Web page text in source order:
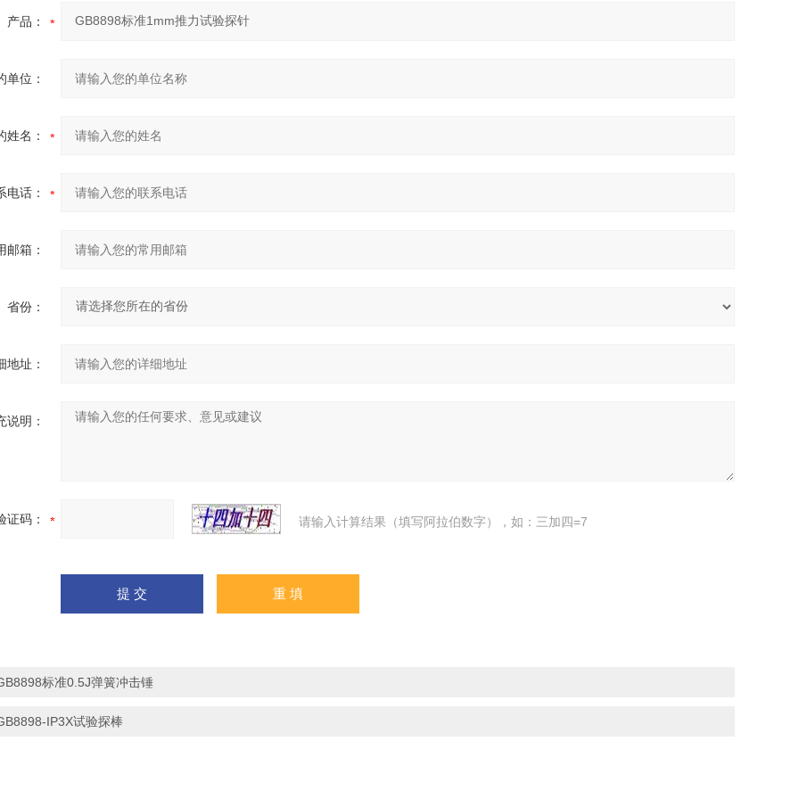
产品：
单位：
姓名：
电话：
邮箱：
省份：
地址：
说明：
证码： 请输入计算结果（填写阿拉伯数字），如：三加四=7
标准0.5J弹簧冲击锤
IP3X试验探棒